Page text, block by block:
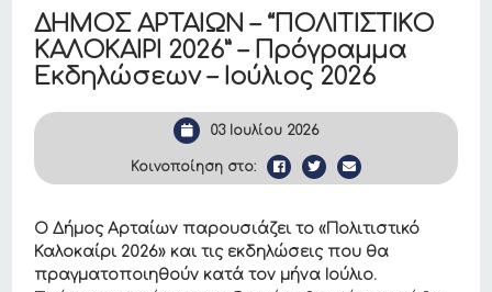
ΔΗΜΟΣ ΑΡΤΑΙΩΝ – “ΠΟΛΙΤΙΣΤΙΚΟ
ΚΑΛΟΚΑΙΡΙ 2026” – Πρόγραμμα
Εκδηλώσεων – Ιούλιος 2026
03 Ιουλίου 2026
Κοινοποίηση στο:
Ο Δήμος Αρταίων παρουσιάζει το «Πολιτιστικό
Καλοκαίρι 2026» και τις εκδηλώσεις που θα
πραγματοποιηθούν κατά τον μήνα Ιούλιο.